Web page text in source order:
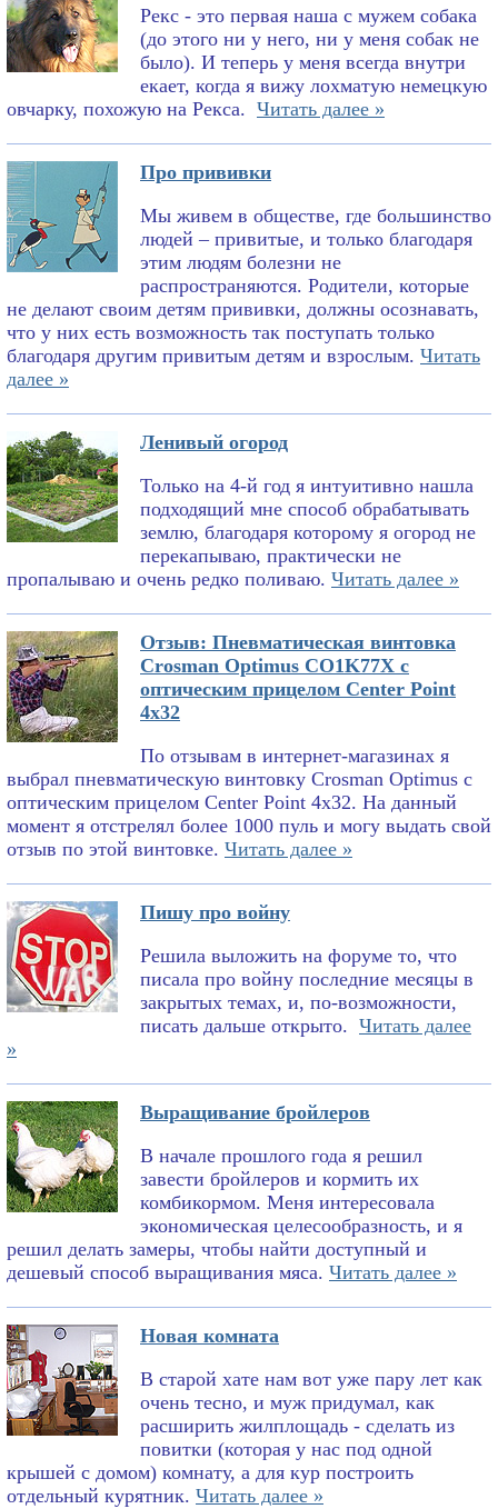
Рекс - это первая наша с мужем собака
(до этого ни у него, ни у меня собак не
было). И теперь у меня всегда внутри
екает, когда я вижу лохматую немецкую
овчарку, похожую на Рекса. Читать далее »
Про прививки
Мы живем в обществе, где большинство
людей – привитые, и только благодаря
этим людям болезни не
распространяются. Родители, которые
не делают своим детям прививки, должны осознавать,
что у них есть возможность так поступать только
благодаря другим привитым детям и взрослым. Читать
далее »
Ленивый огород
Только на 4-й год я интуитивно нашла
подходящий мне способ обрабатывать
землю, благодаря которому я огород не
перекапываю, практически не
пропалываю и очень редко поливаю. Читать далее »
Отзыв: Пневматическая винтовка
Crosman Optimus CO1K77X с
оптическим прицелом Center Point
4x32
По отзывам в интернет-магазинах я
выбрал пневматическую винтовку Crosman Optimus с
оптическим прицелом Center Point 4x32. На данный
момент я отстрелял более 1000 пуль и могу выдать свой
отзыв по этой винтовке. Читать далее »
Пишу про войну
Решила выложить на форуме то, что
писала про войну последние месяцы в
закрытых темах, и, по-возможности,
писать дальше открыто. Читать далее
»
Выращивание бройлеров
В начале прошлого года я решил
завести бройлеров и кормить их
комбикормом. Меня интересовала
экономическая целесообразность, и я
решил делать замеры, чтобы найти доступный и
дешевый способ выращивания мяса. Читать далее »
Новая комната
В старой хате нам вот уже пару лет как
очень тесно, и муж придумал, как
расширить жилплощадь - сделать из
повитки (которая у нас под одной
крышей с домом) комнату, а для кур построить
отдельный курятник. Читать далее »